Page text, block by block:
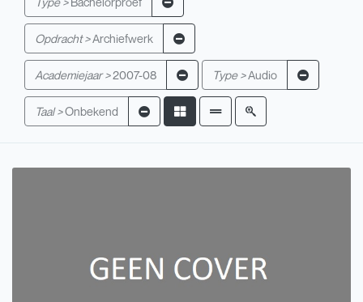
Opdracht >Archiefwerk
Academiejaar >2007-08 Type >Audio
Taal >Onbekend